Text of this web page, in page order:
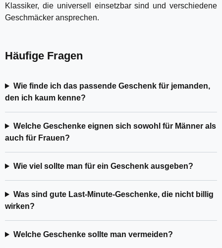
Klassiker, die universell einsetzbar sind und verschiedene
Geschmäcker ansprechen.
Häufige Fragen
Wie finde ich das passende Geschenk für jemanden,
den ich kaum kenne?
Welche Geschenke eignen sich sowohl für Männer als
auch für Frauen?
Wie viel sollte man für ein Geschenk ausgeben?
Was sind gute Last-Minute-Geschenke, die nicht billig
wirken?
Welche Geschenke sollte man vermeiden?